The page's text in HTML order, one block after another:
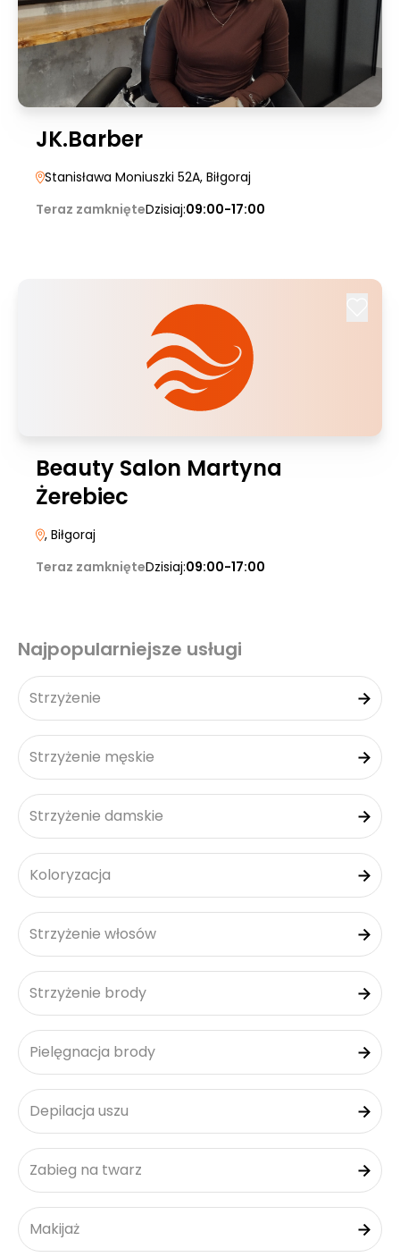
JK.Barber
Stanisława Moniuszki 52A, Biłgoraj
Teraz zamknięteDzisiaj:09:00-17:00
Beauty Salon Martyna
Żerebiec
, Biłgoraj
Teraz zamknięteDzisiaj:09:00-17:00
Najpopularniejsze usługi
Strzyżenie
Strzyżenie męskie
Strzyżenie damskie
Koloryzacja
Strzyżenie włosów
Strzyżenie brody
Pielęgnacja brody
Depilacja uszu
Zabieg na twarz
Makijaż